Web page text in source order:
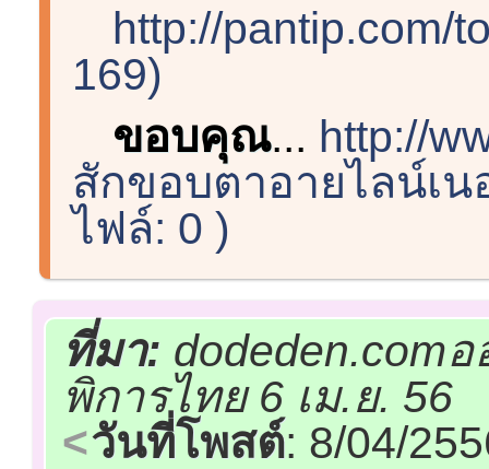
http://pantip.com/
169)
ขอบคุณ... http://
สักขอบตาอายไลน์เ
ไฟล์: 0 )
ที่มา:
พิการไทย 6 เม.ย. 56
วันที่โพสต์: 8/04/